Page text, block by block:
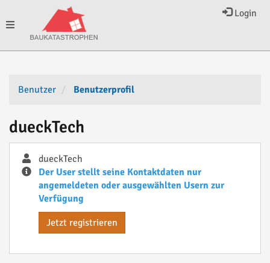
Login
Toggle
Benutzer
Benutzerprofil
dueckTech
dueckTech
Der User stellt seine Kontaktdaten nur
angemeldeten oder ausgewählten Usern zur
Verfügung
Jetzt registrieren